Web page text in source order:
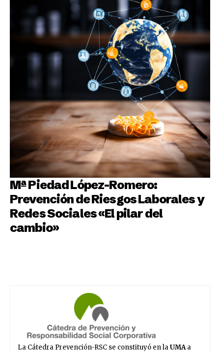
Mª Piedad López-Romero:
Prevención de Riesgos Laborales y
Redes Sociales «El pilar del
cambio»
La Cátedra Prevención-RSC se constituyó en laUMAa